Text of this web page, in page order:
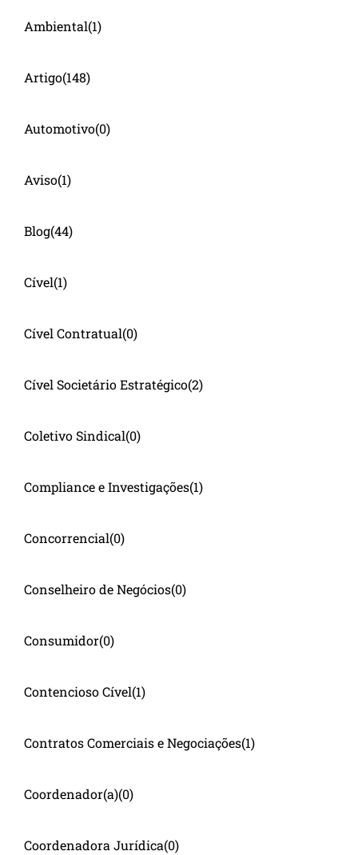
Ambiental(1)
Artigo(148)
Automotivo(0)
Aviso(1)
Blog(44)
Cível(1)
Cível Contratual(0)
Cível Societário Estratégico(2)
Coletivo Sindical(0)
Compliance e Investigações(1)
Concorrencial(0)
Conselheiro de Negócios(0)
Consumidor(0)
Contencioso Cível(1)
Contratos Comerciais e Negociações(1)
Coordenador(a)(0)
Coordenadora Jurídica(0)